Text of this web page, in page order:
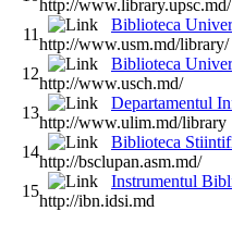
http://www.library.upsc.md/
11
Biblioteca
http://www.usm.md/library/
12
Biblioteca
http://www.usch.md/
13
Departamentul
http://www.ulim.md/library
14
Biblioteca
http://bsclupan.asm.md/
15
Instrumentul
http://ibn.idsi.md